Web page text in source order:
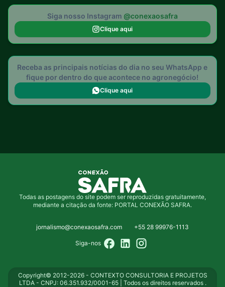
Siga nosso Instagram @conexaosafra
Clique aqui
Receba as principais notícias do dia no seu WhatsApp e
fique por dentro do que acontece no agronegócio!
Clique aqui
Todas as postagens do site podem ser reproduzidas gratuitamente,
mediante a citação da fonte: PORTAL CONEXÃO SAFRA.
jornalismo@conexaosafra.com +55 28 99976-1113
Siga-nos
Copyright© 2012-2026 - CONTEXTO CONSULTORIA E PROJETOS
LTDA - CNPJ: 06.351.932/0001-65 | Todos os direitos reservados .